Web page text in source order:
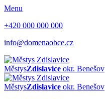
Menu
+420 000 000 000
info@domenaobce.cz
MěstysZdislavice okr. Benešov
MěstysZdislavice okr. Benešov